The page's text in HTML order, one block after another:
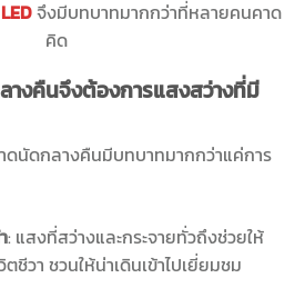
จึงมีบทบาทมากกว่าที่หลายคนคาด
คิด
างคืนจึงต้องการแสงสว่างที่มี
ดนัดกลางคืนมีบทบาทมากกว่าแค่การ
: แสงที่สว่างและกระจายทั่วถึงช่วยให้
ชีวา ชวนให้น่าเดินเข้าไปเยี่ยมชม